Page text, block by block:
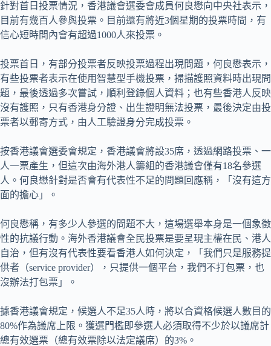
針對首日投票情況，香港議會選委會成員何良懋向中央社表示，
目前有幾百人參與投票。目前還有將近3個星期的投票時間，有
信心短時間內會有超過1000人來投票。
投票首日，有部分投票者反映投票過程出現問題，何良懋表示，
有些投票者表示在使用智慧型手機投票，掃描護照資料時出現問
題，最後透過多次嘗試，順利登錄個人資料；也有些香港人反映
沒有護照，只有香港身分證、出生證明無法投票，最後決定由投
票者以郵寄方式，由人工驗證身分完成投票。
按香港議會選委會規定，香港議會將設35席，透過網路投票、一
人一票產生，但這次由海外港人籌組的香港議會僅有18名參選
人。何良懋針對是否會有代表性不足的問題回應稱，「沒有這方
面的擔心」。
何良懋稱，有多少人參選的問題不大，這場選舉本身是一個象徵
性的抗議行動。海外香港議會全民投票是要呈現主權在民、港人
自治，但有沒有代表性要看香港人如何決定，「我們只是服務提
供者（service provider），只提供一個平台，我們不打包票，也
沒辦法打包票」。
據香港議會規定，候選人不足35人時，將以合資格候選人數目的
80%作為議席上限。獲選門檻即參選人必須取得不少於以議席計
總有效選票（總有效票除以法定議席）的3%。